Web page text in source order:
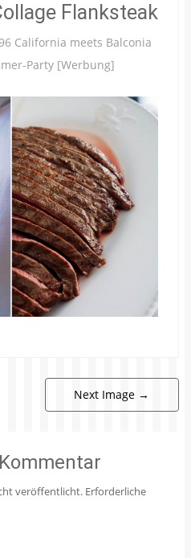
Flanksteak
California meets Balconia
Party [Werbung]
Next Image →
veröffentlicht. Erforderliche